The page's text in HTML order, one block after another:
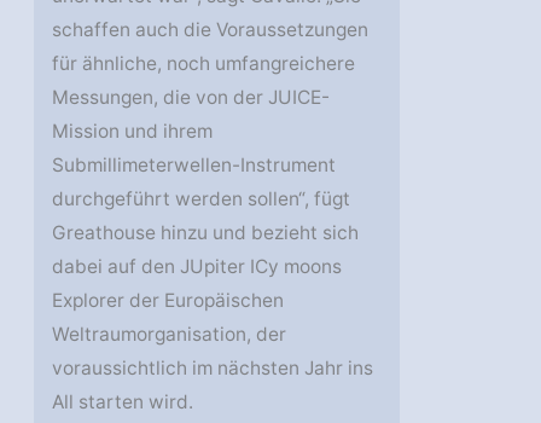
schaffen auch die Voraussetzungen
für ähnliche, noch umfangreichere
Messungen, die von der JUICE-
Mission und ihrem
Submillimeterwellen-Instrument
durchgeführt werden sollen“, fügt
Greathouse hinzu und bezieht sich
dabei auf den JUpiter ICy moons
Explorer der Europäischen
Weltraumorganisation, der
voraussichtlich im nächsten Jahr ins
All starten wird.